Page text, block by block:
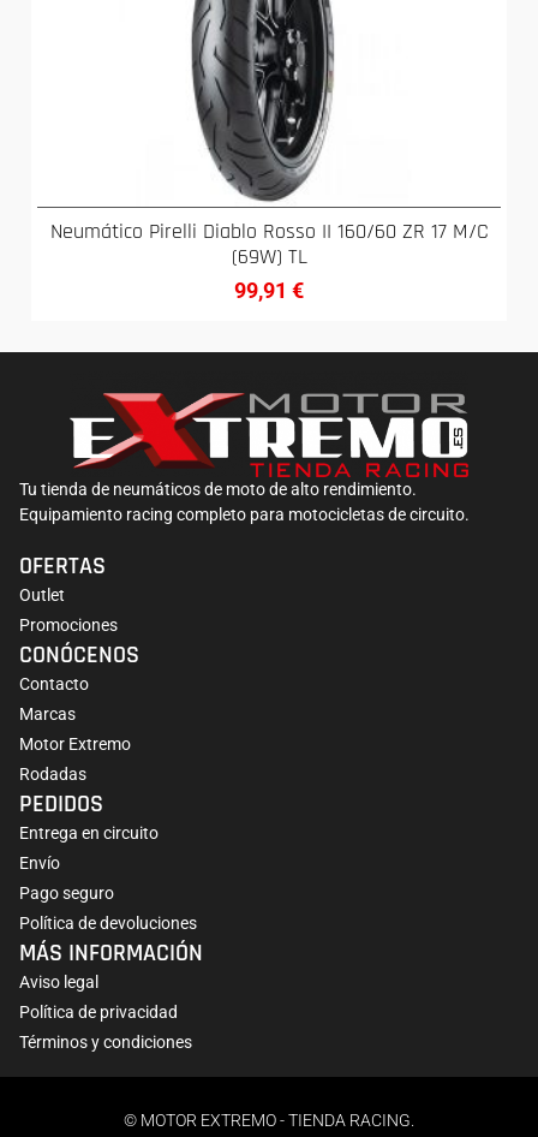
Neumático Pirelli Diablo Rosso II 160/60 ZR 17 M/C
(69W) TL
99,91 €
Tu tienda de neumáticos de moto de alto rendimiento.
Equipamiento racing completo para motocicletas de circuito.
OFERTAS
Outlet
Promociones
CONÓCENOS
Contacto
Marcas
Motor Extremo
Rodadas
PEDIDOS
Entrega en circuito
Envío
Pago seguro
Política de devoluciones
MÁS INFORMACIÓN
Aviso legal
Política de privacidad
Términos y condiciones
© MOTOR EXTREMO - TIENDA RACING.